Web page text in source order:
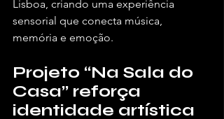
Lisboa, criando uma experiência
sensorial que conecta música,
memória e emoção.
Projeto “Na Sala do
Casa” reforça
identidade artística